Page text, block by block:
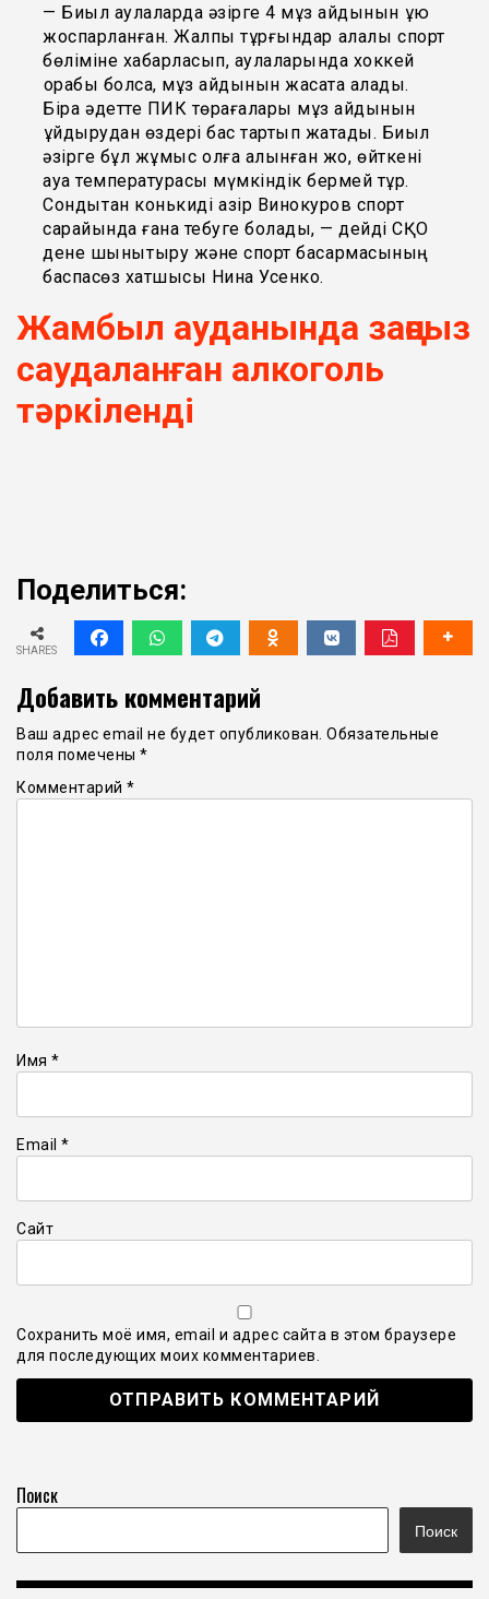
— Биыл аулаларда әзірге 4 мұз айдынын құю
жоспарланған. Жалпы тұрғындар қалалық спорт
бөліміне хабарласып, аулаларында хоккей
қорабы болса, мұз айдынын жасата алады.
Бірақ әдетте ПИК төрағалары мұз айдынын
құйдырудан өздері бас тартып жатады. Биыл
әзірге бұл жұмыс қолға алынған жоқ, өйткені
ауа температурасы мүмкіндік бермей тұр.
Сондықтан конькиді қазір Винокуров спорт
сарайында ғана тебуге болады, — дейді СҚО
дене шынықтыру және спорт басқармасының
баспасөз хатшысы Нина Усенко.
Жамбыл ауданында заңсыз
саудаланған алкоголь
тәркіленді
Поделиться:
SHARES
Добавить комментарий
Ваш адрес email не будет опубликован. Обязательные
поля помечены *
Комментарий *
Имя *
Email *
Сайт
Сохранить моё имя, email и адрес сайта в этом браузере
для последующих моих комментариев.
Поиск
Поиск